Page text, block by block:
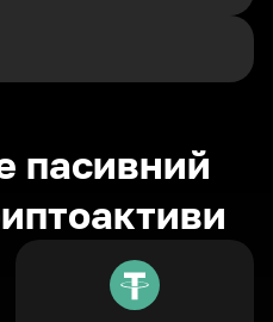
пасивний